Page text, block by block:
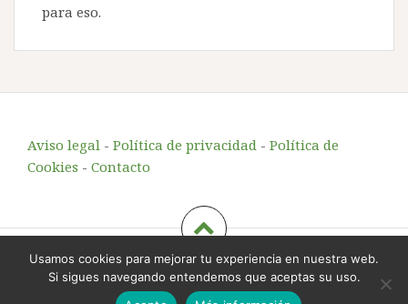
para eso.
Aviso legal - Política de privacidad - Política de
Cookies - Contacto
Echando Raíces, educación y animación en el entorno
info@echandoraices.es-644 725 221
Usamos cookies para mejorar tu experiencia en nuestra web.
Si sigues navegando entendemos que aceptas su uso.